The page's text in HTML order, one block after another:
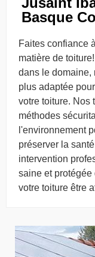
Basque
Faites confiance
matière de
dans le domaine,
plus adaptée
votre toiture. Nos
méthodes
l'environnement
préserver la
intervention
saine et
votre toiture être